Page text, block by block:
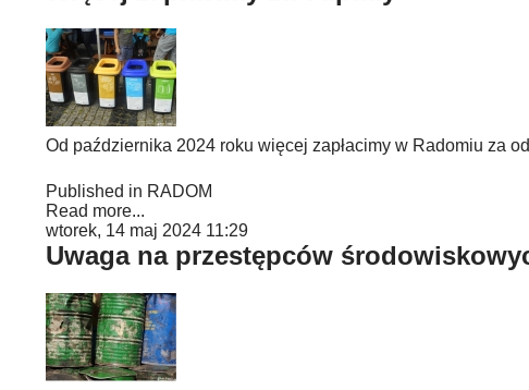
Od października 2024 roku więcej zapłacimy w Radomiu za
Published in RADOM
Read more...
wtorek, 14 maj 2024 11:29
Uwaga na przestępców